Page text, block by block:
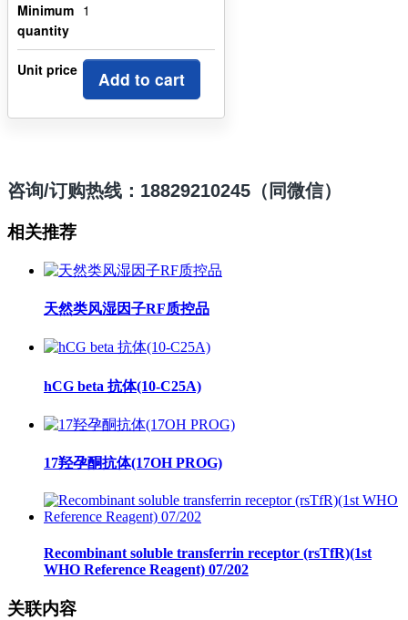
Minimum
quantity
1
Unit price Add to cart
咨询/订购热线：18829210245（同微信）
相关推荐
天然类风湿因子RF质控品
hCG beta 抗体(10-C25A)
17羟孕酮抗体(17OH PROG)
Recombinant soluble transferrin receptor (rsTfR)(1st
WHO Reference Reagent) 07/202
关联内容